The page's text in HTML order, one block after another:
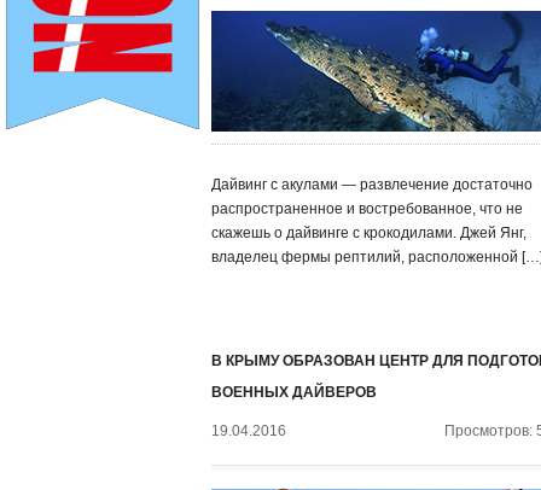
Дайвинг с акулами — развлечение достаточно
распространенное и востребованное, что не
скажешь о дайвинге с крокодилами. Джей Янг,
владелец фермы рептилий, расположенной
В КРЫМУ ОБРАЗОВАН ЦЕНТР ДЛЯ
ВОЕННЫХ ДАЙВЕРОВ
19.04.2016 Просмотров: